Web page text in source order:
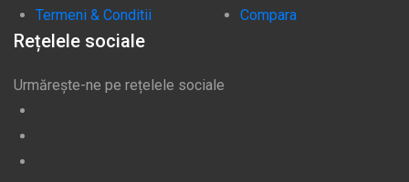
Termeni & Conditii
Compara
Rețelele sociale
Urmărește-ne pe rețelele sociale